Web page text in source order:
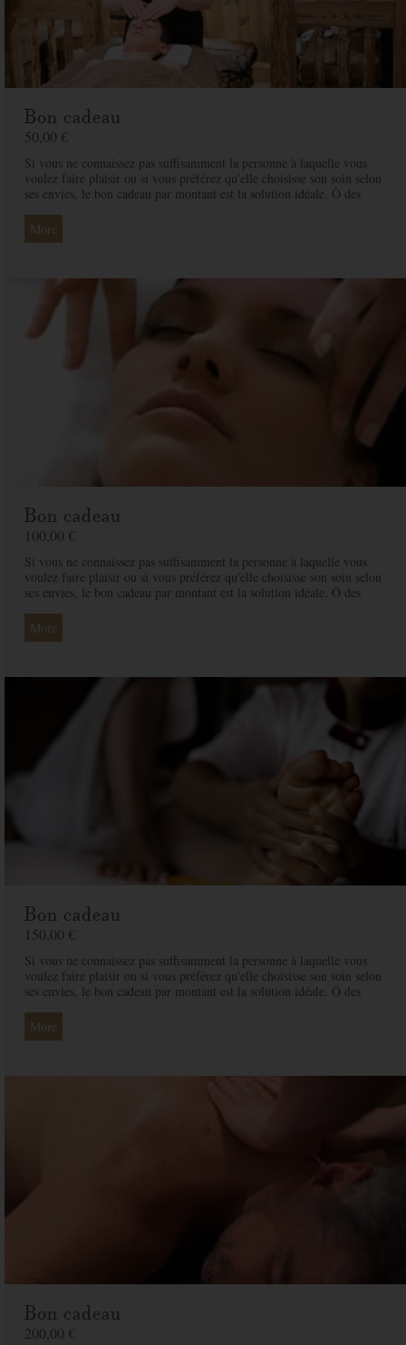
Bon cadeau
50,00 €
Si vous ne connaissez pas suffisamment la personne à laquelle vous
voulez faire plaisir ou si vous préférez qu'elle choisisse son soin selon
ses envies, le bon cadeau par montant est la solution idéale. Ô des
proche et ainsi rendre ce moment exceptionnel.
More
Bon cadeau
100,00 €
Si vous ne connaissez pas suffisamment la personne à laquelle vous
voulez faire plaisir ou si vous préférez qu'elle choisisse son soin selon
ses envies, le bon cadeau par montant est la solution idéale. Ô des
proche et ainsi rendre ce moment exceptionnel.
More
Bon cadeau
150,00 €
Si vous ne connaissez pas suffisamment la personne à laquelle vous
voulez faire plaisir ou si vous préférez qu'elle choisisse son soin selon
ses envies, le bon cadeau par montant est la solution idéale. Ô des
proche et ainsi rendre ce moment exceptionnel.
More
Bon cadeau
200,00 €